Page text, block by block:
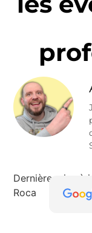
Dernière mise à
Roca